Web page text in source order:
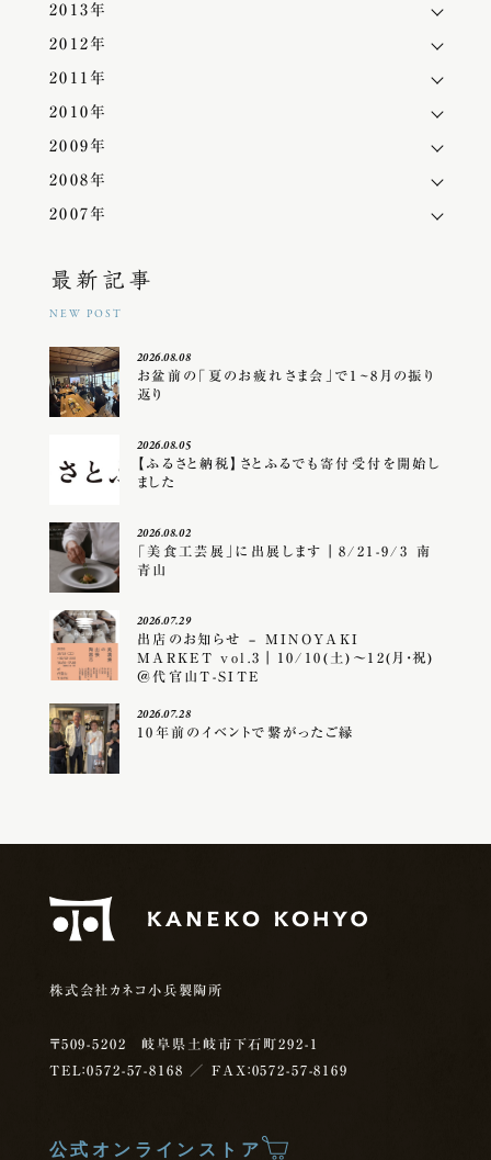
2013年
2012年
2011年
2010年
2009年
2008年
2007年
最新記事
NEW POST
2026.08.08
お盆前の「夏のお疲れさま会」で1~8月の振り
返り
2026.08.05
【ふるさと納税】さとふるでも寄付受付を開始し
ました
2026.08.02
「美食工芸展」に出展します｜8/21-9/3 南
青山
2026.07.29
出店のお知らせ – MINOYAKI
MARKET vol.3｜10/10(土)〜12(月・祝)
＠代官山T-SITE
2026.07.28
10年前のイベントで繋がったご縁
株式会社カネコ小兵製陶所
〒509-5202 岐阜県土岐市下石町292-1
TEL：0572-57-8168
／ FAX：0572-57-8169
公式オンラインストア